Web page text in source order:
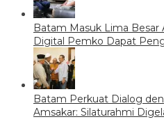
Batam Masuk Lima Besar
Digital Pemko Dapat
Batam Perkuat Dialog
Amsakar: Silaturahmi